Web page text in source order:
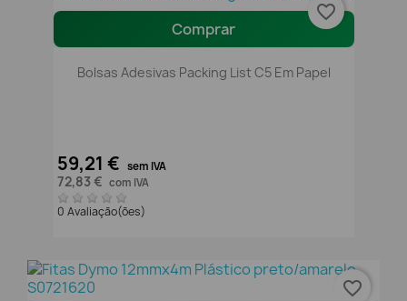
Comprar
Bolsas Adesivas Packing List C5 Em Papel
59,21 € sem IVA
72,83 € com IVA
0 Avaliação(ões)
favorite_border
favorite_border